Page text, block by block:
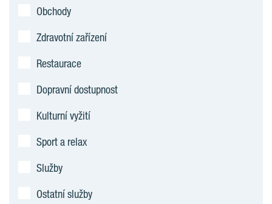
Obchody
Zdravotní zařízení
Restaurace
Dopravní dostupnost
Kulturní vyžití
Sport a relax
Služby
Ostatní služby